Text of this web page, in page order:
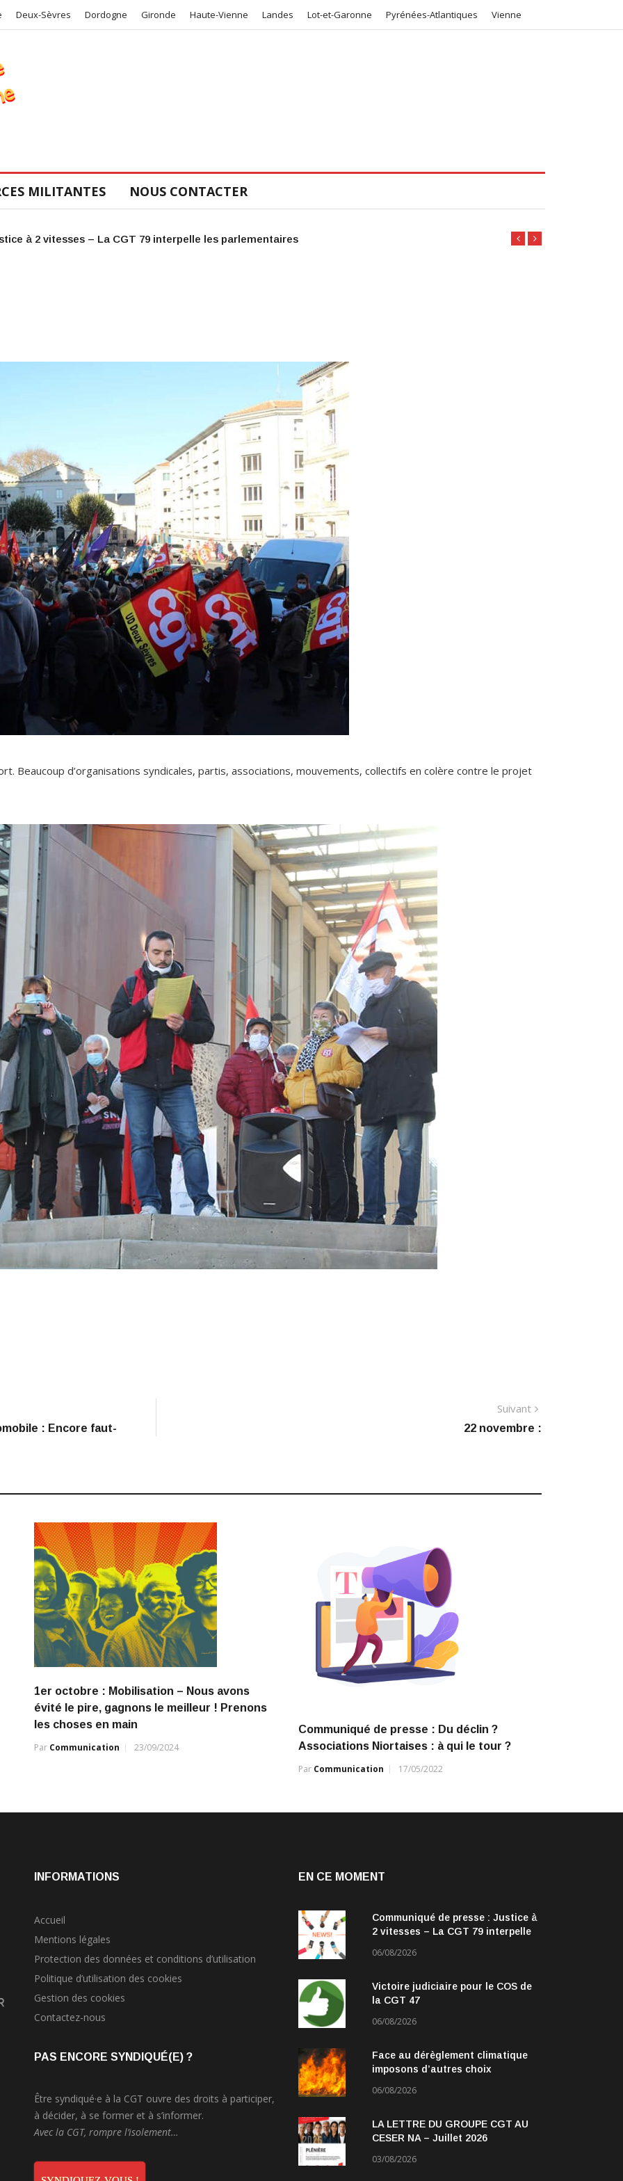
Deux-Sèvres Dordogne Gironde Haute-Vienne Landes Lot-et-Garonne Pyrénées-Atlantiques Vienne
MILITANTES NOUS CONTACTER
de la CGT 47
Beaucoup d’organisations syndicales, partis, associations, mouvements, collectifs en colère contre le projet
: Encore faut-
Suivant
22 novembre :
1er octobre : Mobilisation – Nous avons
évité le pire, gagnons le meilleur ! Prenons
les choses en main
Par Communication 23/09/2024
Communiqué de presse : Du déclin ?
Associations Niortaises : à qui le tour ?
Par Communication 17/05/2022
INFORMATIONS
Accueil
Mentions légales
Protection des données et conditions d’utilisation
Politique d’utilisation des cookies
Gestion des cookies
Contactez-nous
PAS ENCORE SYNDIQUÉ(E) ?
Être syndiqué·e à la CGT ouvre des droits à participer,
à décider, à se former et à s’informer.
Avec la CGT, rompre l’isolement…
EN CE MOMENT
Communiqué de presse : Justice à
2 vitesses – La CGT 79 interpelle
06/08/2026
Victoire judiciaire pour le COS de
la CGT 47
06/08/2026
Face au dérèglement climatique
imposons d’autres choix
06/08/2026
LA LETTRE DU GROUPE CGT AU
CESER NA – Juillet 2026
03/08/2026